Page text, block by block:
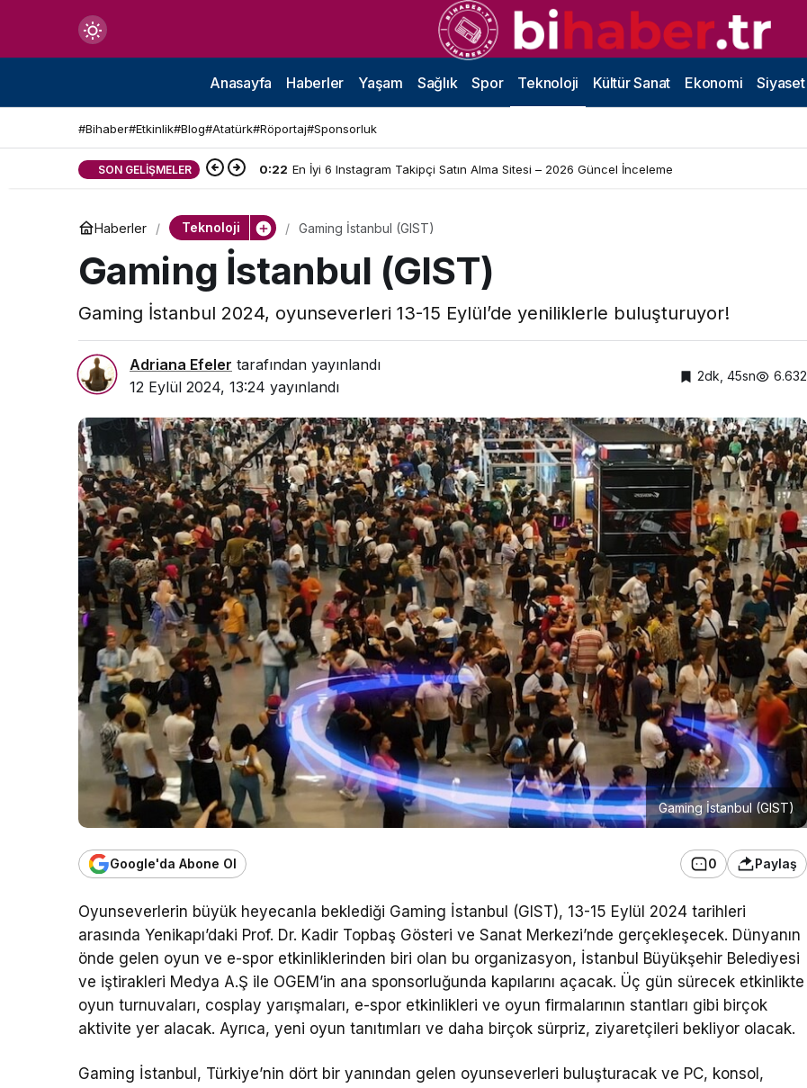
Mod
değiştir
Anasayfa Haberler Yaşam Sağlık Spor Teknoloji Kültür Sanat Ekonomi Siyaset
#Bihaber#Etkinlik#Blog#Atatürk#Röportaj#Sponsorluk
SON GELIŞMELER 0:22 En İyi 6 Instagram Takipçi Satın Alma Sitesi – 2026 Güncel İnceleme
Haberler Teknoloji Gaming İstanbul (GIST)
Gaming İstanbul (GIST)
Gaming İstanbul 2024, oyunseverleri 13-15 Eylül’de yeniliklerle buluşturuyor!
Adriana Efeler tarafından yayınlandı
12 Eylül 2024, 13:24 yayınlandı
2dk, 45sn 6.632
Gaming İstanbul (GIST)
Google'da Abone Ol 0 Paylaş
Oyunseverlerin büyük heyecanla beklediği Gaming İstanbul (GIST), 13-15 Eylül 2024 tarihleri
arasında Yenikapı’daki Prof. Dr. Kadir Topbaş Gösteri ve Sanat Merkezi’nde gerçekleşecek. Dünyanın
önde gelen oyun ve e-spor etkinliklerinden biri olan bu organizasyon, İstanbul Büyükşehir Belediyesi
ve iştirakleri Medya A.Ş ile OGEM’in ana sponsorluğunda kapılarını açacak. Üç gün sürecek etkinlikte
oyun turnuvaları, cosplay yarışmaları, e-spor etkinlikleri ve oyun firmalarının stantları gibi birçok
aktivite yer alacak. Ayrıca, yeni oyun tanıtımları ve daha birçok sürpriz, ziyaretçileri bekliyor olacak.
Gaming İstanbul, Türkiye’nin dört bir yanından gelen oyunseverleri buluşturacak ve PC, konsol,